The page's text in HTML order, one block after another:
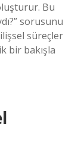
Bu
sorusunu
süreçler
bir bakışla